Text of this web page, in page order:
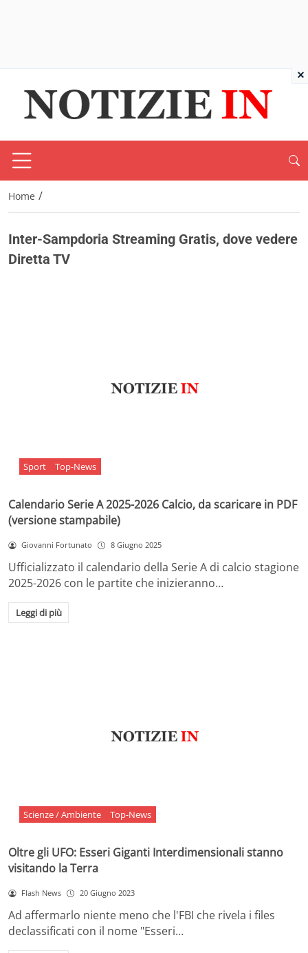
Home /
Inter-Sampdoria Streaming Gratis, dove vedere
Diretta TV
Sport Top-News
Calendario Serie A 2025-2026 Calcio, da scaricare in PDF
(versione stampabile)
Giovanni Fortunato 8 Giugno 2025
Ufficializzato il calendario della Serie A di calcio stagione
2025-2026 con le partite che inizieranno…
Leggi di più
Scienze / Ambiente Top-News
Oltre gli UFO: Esseri Giganti Interdimensionali stanno
visitando la Terra
Flash News 20 Giugno 2023
Ad affermarlo niente meno che l'FBI che rivela i files
declassificati con il nome "Esseri…
×